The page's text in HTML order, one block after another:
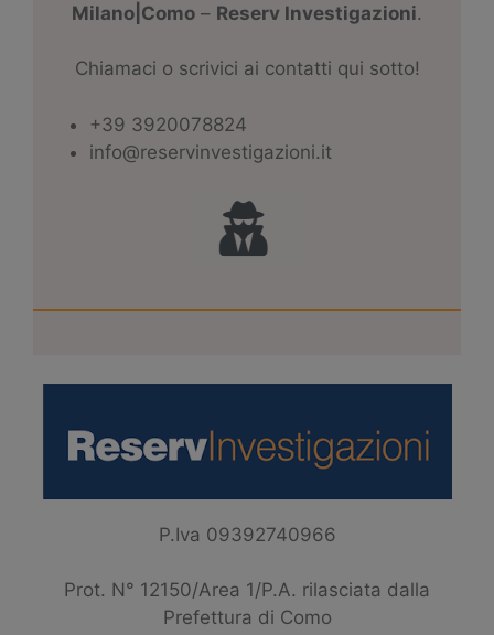
Milano|Como – Reserv Investigazioni.
Chiamaci o scrivici ai contatti qui sotto!
+39 3920078824
info@reservinvestigazioni.it
P.Iva 09392740966
Prot. N° 12150/Area 1/P.A. rilasciata dalla
Prefettura di Como